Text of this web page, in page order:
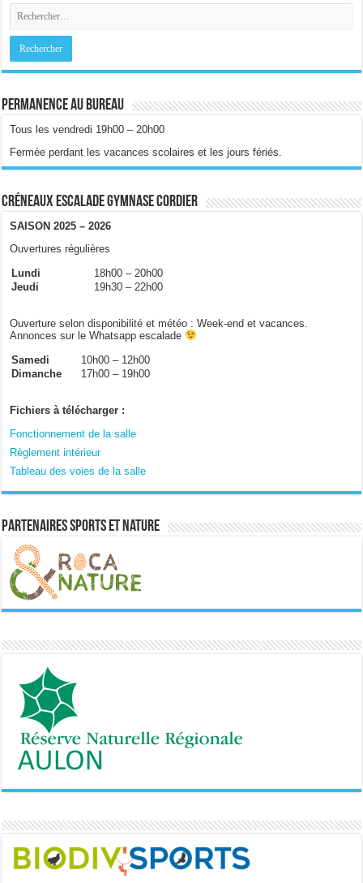
Permanence au bureau
Tous les vendredi 19h00 – 20h00
Fermée perdant les vacances scolaires et les jours fériés.
Créneaux escalade gymnase Cordier
SAISON 2025 – 2026
Ouvertures régulières
Lundi
18h00 – 20h00
Jeudi
19h30 – 22h00
Ouverture selon disponibilité et météo : Week-end et vacances.
Annonces sur le Whatsapp escalade
Samedi
10h00 – 12h00
Dimanche
17h00 – 19h00
Fichiers à télécharger :
Fonctionnement de la salle
Règlement intérieur
Tableau des voies de la salle
Partenaires sports et nature